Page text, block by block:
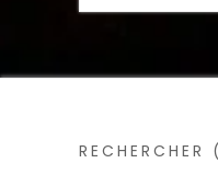
RECHERCHER